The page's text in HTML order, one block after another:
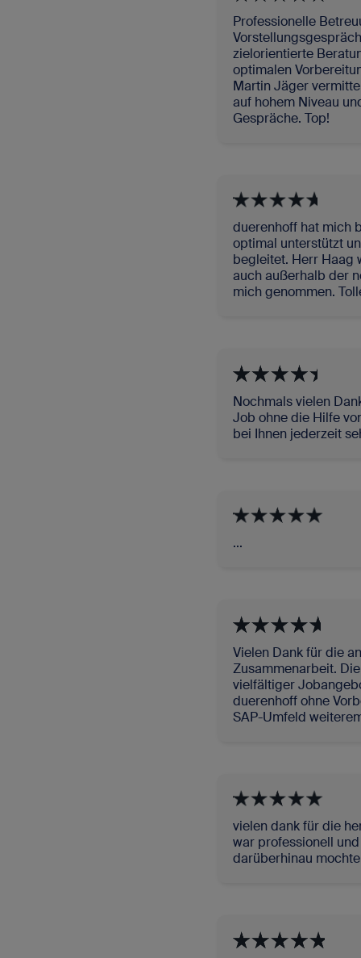
Professionelle
zielorientierte
optimalen
Martin Jäger
auf hohem Niveau
Gespräche. Top!
duerenhoff hat mich
optimal unterstützt
begleitet. Herr Haag
auch außerhalb der
mich genommen.
Nochmals vielen
Job ohne die Hilfe
bei Ihnen jederzeit
...
Vielen Dank für die
Zusammenarbeit.
vielfältiger
duerenhoff ohne
SAP-Umfeld
vielen dank für die
war professionell
darüberhinau